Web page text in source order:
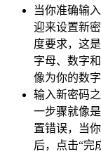
当你准确输
迎来设置新
度要求，这
字母、数字
像为你的数
输入新密码
一步骤就像
置错误，当
后，点击“完